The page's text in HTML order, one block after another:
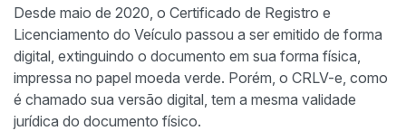
Desde maio de 2020, o Certificado de Registro e
Licenciamento do Veículo passou a ser emitido de forma
digital, extinguindo o documento em sua forma física,
impressa no papel moeda verde. Porém, o CRLV-e, como
é chamado sua versão digital, tem a mesma validade
jurídica do documento físico.